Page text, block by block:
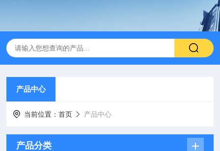
产品中心
当前位置：首页 产品中心
产品分类